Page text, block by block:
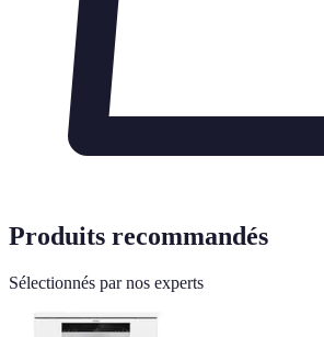
Produits recommandés
Sélectionnés par nos experts